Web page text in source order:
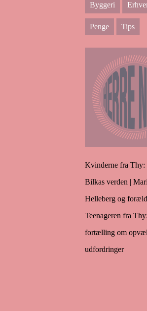
Byggeri
Penge Tips
Kvinderne fra
Bilkas verden |
Helleberg og
Teenageren fra
fortælling om
udfordringer